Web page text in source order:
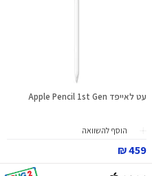
עט לאייפד Apple Pencil 1st Gen
הוסף להשוואה
459 ₪